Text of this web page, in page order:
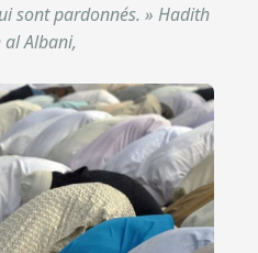
sont pardonnés. » Hadith
al Albani,